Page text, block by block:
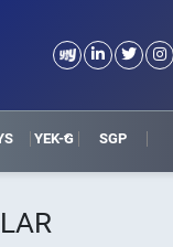
YEK-G SGP